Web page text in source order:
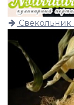
Свекольник